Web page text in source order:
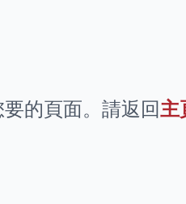
的頁面。請返回主